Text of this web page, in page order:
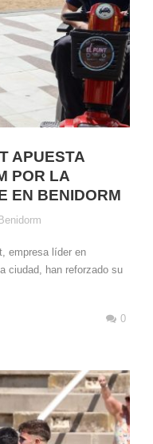
APUESTA
POR LA
EN BENIDORM
empresa líder en
ciudad, han reforzado su
0